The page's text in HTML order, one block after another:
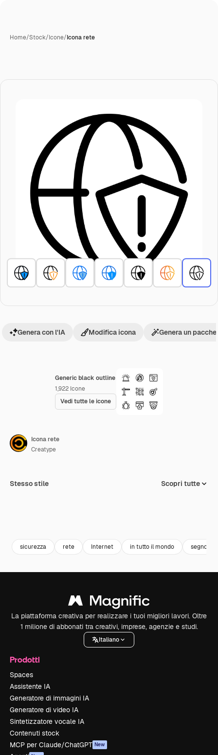
Home/Stock/Icone/Icona rete
Generic black outline
1,922 Icone
Vedi tutte le icone
Genera con l'IA Modifica icona Genera un
Icona rete
Creatype
Stesso stile Scopri tutte
sicurezza rete Internet in tutto il mondo segno di
La piattaforma creativa per realizzare i tuoi migliori lavori. Oltre
1 milione di abbonati tra creativi, imprese, agenzie e studi.
Italiano
Prodotti
Spaces
Assistente IA
Generatore di immagini IA
Generatore di video IA
Sintetizzatore vocale IA
Contenuti stock
MCP per Claude/ChatGPT New